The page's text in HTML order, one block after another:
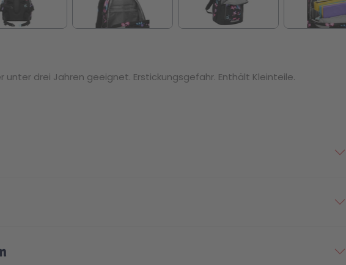
unter drei Jahren geeignet. Erstickungsgefahr. Enthält Kleinteile.